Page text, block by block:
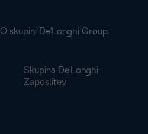
O skupini De'Longhi Group
Skupina De'Longhi
Zaposlitev